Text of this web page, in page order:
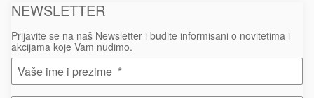
NEWSLETTER
Prijavite se na naš Newsletter i budite informisani o novitetima i
akcijama koje Vam nudimo.